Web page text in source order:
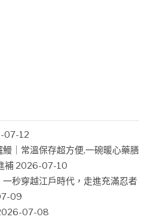
07-12
鰻｜常溫保存超方便,一碗暖心藥膳
補 2026-07-10
秒穿越江戶時代，走進充滿忍者
09
07-08